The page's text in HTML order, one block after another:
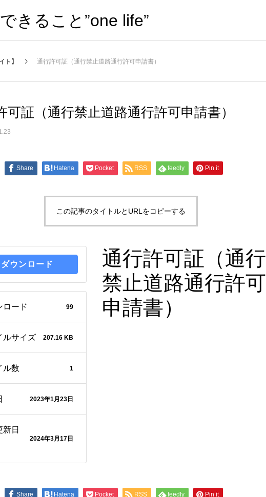
きること”one life”
ト】 通行許可証（通行禁止道路通行許可申請書）
可証（通行禁止道路通行許可申請書）
Share Hatena Pocket RSS feedly Pin it
この記事のタイトルとURLをコピーする
ダウンロード
ロード 99
ルサイズ 207.16 KB
ル数 1
2023年1月23日
新日
2024年3月17日
通行許可証（通行
禁止道路通行許可
申請書）
Share Hatena Pocket RSS feedly Pin it